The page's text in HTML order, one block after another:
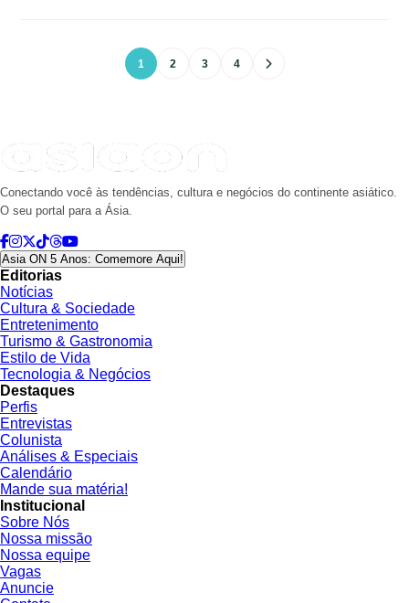
1 2 3 4
Conectando você às tendências, cultura e negócios do continente asiático.
O seu portal para a Ásia.
Asia ON 5 Anos: Comemore Aqui!
Editorias
Notícias
Cultura & Sociedade
Entretenimento
Turismo & Gastronomia
Estilo de Vida
Tecnologia & Negócios
Destaques
Perfis
Entrevistas
Colunista
Análises & Especiais
Calendário
Mande sua matéria!
Institucional
Sobre Nós
Nossa missão
Nossa equipe
Vagas
Anuncie